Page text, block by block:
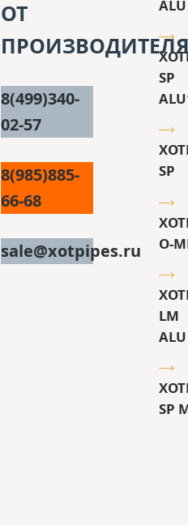
ОТ
8(499)340-
02-57
8(985)885-
66-68
sale@xotpipes.ru
ALU
SP
SP
O-
LM
ALU
SP